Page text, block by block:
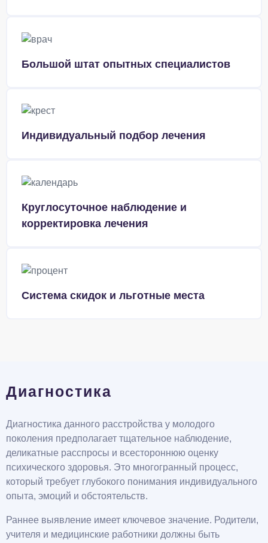
Большой штат опытных специалистов
Индивидуальный подбор лечения
Круглосуточное наблюдение и
корректировка лечения
Система скидок и льготные места
Диагностика
Диагностика данного расстройства у молодого
поколения предполагает тщательное наблюдение,
деликатные расспросы и всестороннюю оценку
психического здоровья. Это многогранный процесс,
который требует глубокого понимания индивидуального
опыта, эмоций и обстоятельств.
Раннее выявление имеет ключевое значение. Родители,
учителя и медицинские работники должны быть